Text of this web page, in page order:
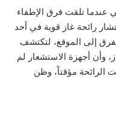
عندما تلقت فرق الإطفاء
مساءً يفيد بانتشار رائحة غاز قوية في أحد
إلى الموقع، لتكتشف
وأن أجهزة الاستشعار لم
الرائحة مؤقتاً، وظن